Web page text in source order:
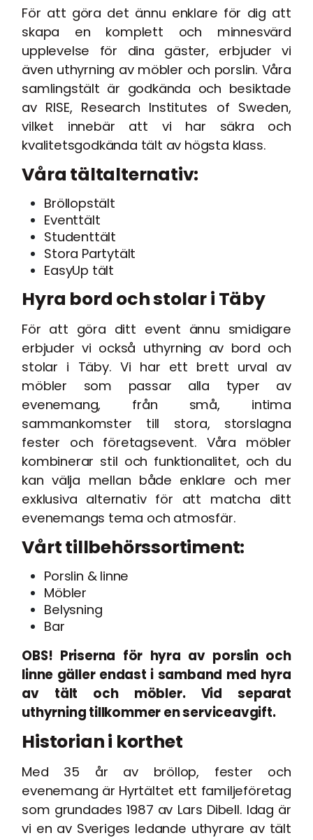
För att göra det ännu enklare för dig att
skapa en komplett och minnesvärd
upplevelse för dina gäster, erbjuder vi
även uthyrning av möbler och porslin. Våra
samlingstält är godkända och besiktade
av RISE, Research Institutes of Sweden,
vilket innebär att vi har säkra och
kvalitetsgodkända tält av högsta klass.
Våra tältalternativ:
Bröllopstält
Eventtält
Studenttält
Stora Partytält
EasyUp tält
Hyra bord och stolar i Täby
För att göra ditt event ännu smidigare
erbjuder vi också uthyrning av bord och
stolar i Täby. Vi har ett brett urval av
möbler som passar alla typer av
evenemang, från små, intima
sammankomster till stora, storslagna
fester och företagsevent. Våra möbler
kombinerar stil och funktionalitet, och du
kan välja mellan både enklare och mer
exklusiva alternativ för att matcha ditt
evenemangs tema och atmosfär.
Vårt tillbehörssortiment:
Porslin & linne
Möbler
Belysning
Bar
OBS! Priserna för hyra av porslin och
linne gäller endast i samband med hyra
av tält och möbler. Vid separat
uthyrning tillkommer en serviceavgift.
Historian i korthet
Med 35 år av bröllop, fester och
evenemang är Hyrtältet ett familjeföretag
som grundades 1987 av Lars Dibell. Idag är
vi en av Sveriges ledande uthyrare av tält